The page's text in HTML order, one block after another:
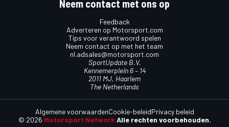
Neem contact met ons op
Feedback
Adverteren op Motorsport.com
Tips voor verantwoord spelen
Neem contact op met het team
nl.adsales@motorsport.com
SportUpdate B.V.
Kennemerplein 6 – 14
2011 MJ, Haarlem
The Netherlands
© 2026 Motorsport Network Alle rechten voorbehouden.
Algemene voorwaardenCookie-beleidPrivacy beleid